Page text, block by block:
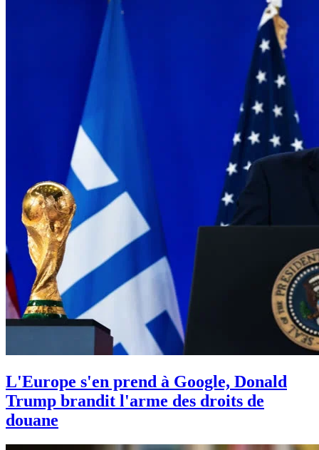
L'Europe s'en prend à Google, Donald
Trump brandit l'arme des droits de
douane